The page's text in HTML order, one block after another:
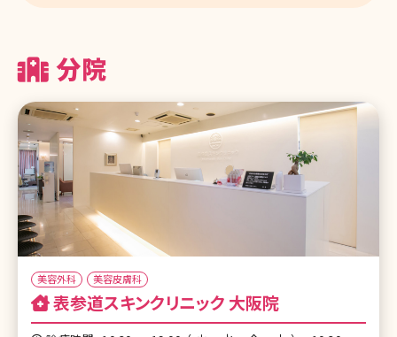
分院
美容外科 美容皮膚科
表参道スキンクリニック 大阪院